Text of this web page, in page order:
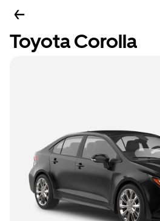
Toyota Corolla